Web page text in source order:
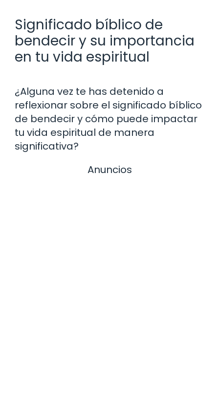
Significado bíblico de
bendecir y su importancia
en tu vida espiritual
¿Alguna vez te has detenido a
reflexionar sobre el significado bíblico
de bendecir y cómo puede impactar
tu vida espiritual de manera
significativa?
Anuncios